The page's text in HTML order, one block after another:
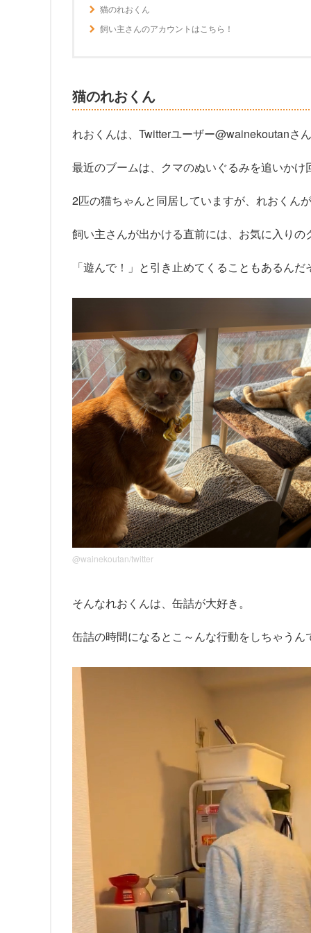
猫のれおくん
飼い主さんのアカウントはこちら！
猫のれおくん
れおくんは、Twitterユーザー@wainekoutanさ
最近のブームは、クマのぬいぐるみを追いかけ
2匹の猫ちゃんと同居していますが、れおくん
飼い主さんが出かける直前には、お気に入り
「遊んで！」と引き止めてくることもあるんだ
@wainekoutan/twitter
そんなれおくんは、缶詰が大好き。
缶詰の時間になるとこ～んな行動をしちゃうん